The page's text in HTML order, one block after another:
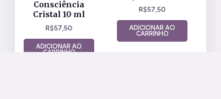
Consciência
Cristal 10 ml
R$57,50
ADICIONAR AO
CARRINHO
R$57,50
ADICIONAR AO
CARRINHO